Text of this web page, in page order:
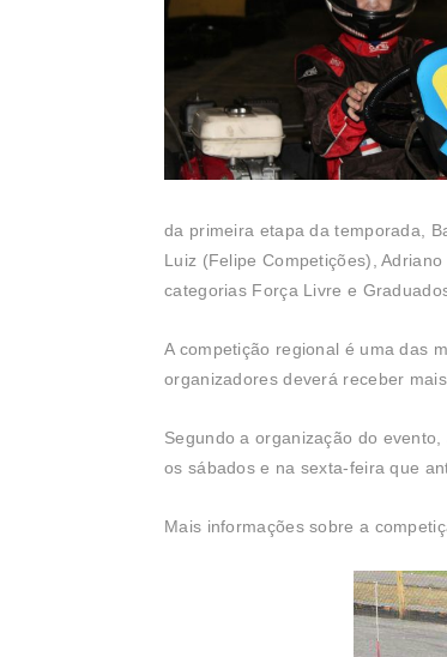
da primeira etapa da temporada,
Luiz (Felipe Competições),
categorias Força Livre e
A competição regional é uma das
organizadores deverá receber
Segundo a organização do
os sábados e na sexta-feira que
Mais informações sobre a